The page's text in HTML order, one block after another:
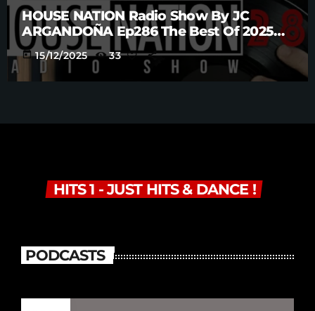
HOUSE NATION Radio Show By JC
ARGANDOÑA Ep286 The Best Of 2025
Anniversary Part. 3
today 15/12/2025 33
HITS 1 - JUST HITS & DANCE !
PODCASTS